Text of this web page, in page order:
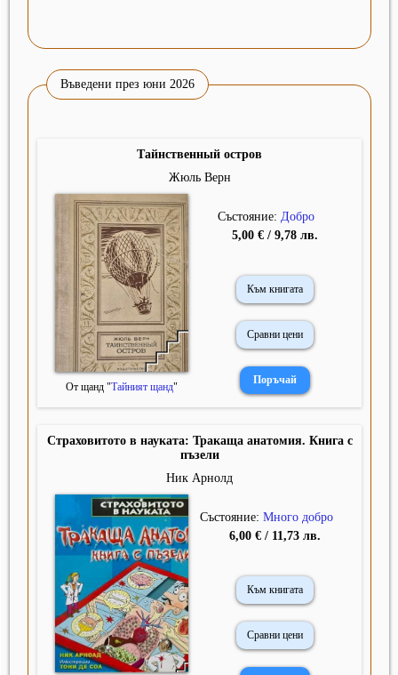
Въведени през юни 2026
Тайнственный остров
Жюль Верн
От щанд "Тайният щанд"
Състояние: Добро
5,00 € / 9,78 лв.
Към книгата
Сравни цени
Страховитото в науката: Тракаща анатомия. Книга с
пъзели
Ник Арнолд
Състояние: Много добро
6,00 € / 11,73 лв.
Към книгата
Сравни цени